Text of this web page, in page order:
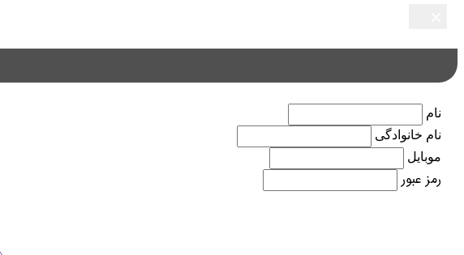
نام
نام خانوادگی
موبایل
رمز عبور